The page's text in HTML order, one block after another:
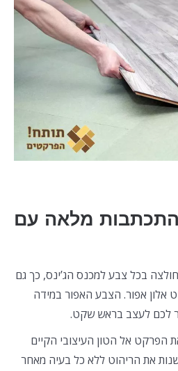
מלאה עם
בכל צבע למכנס הג’ינס, כך גם
אלון אפור. הצבע האפור במידה
לכם לעצב בראש שקט.
הפרקט אל הטון העיצובי הקיים
את הריהוט ללא כל בעיה מאחר